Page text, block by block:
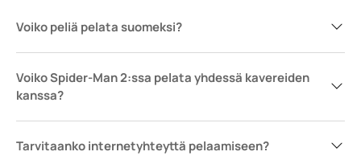
Voiko peliä pelata suomeksi?
Voiko Spider-Man 2:ssa pelata yhdessä kavereiden
kanssa?
Tarvitaanko internetyhteyttä pelaamiseen?